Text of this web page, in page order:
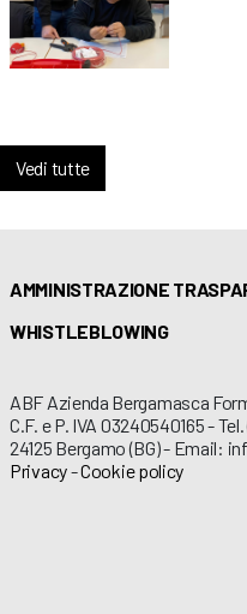
Vedi tutte
AMMINISTRAZIONE
WHISTLEBLOWING
ABF Azienda Bergamasca
C.F. e P. IVA 03240540165 -
24125 Bergamo (BG) - Email:
Privacy-Cookie policy